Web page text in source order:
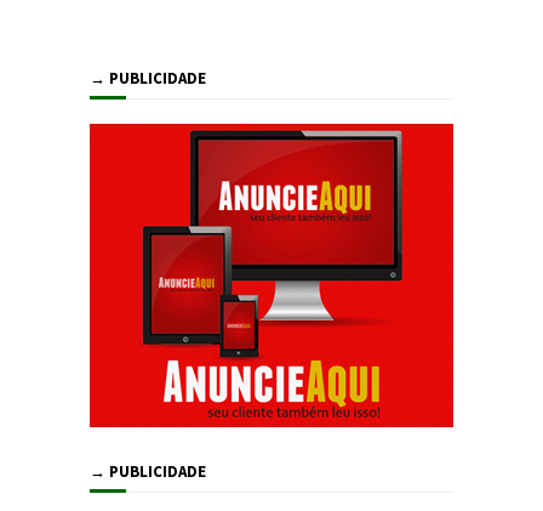
→ PUBLICIDADE
→ PUBLICIDADE